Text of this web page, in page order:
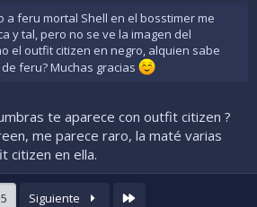
a feru mortal Shell en el bosstimer me
y tal, pero no se ve la imagen del
el outfit citizen en negro, alquien sabe
feru? Muchas gracias
te aparece con outfit citizen ?
me parece raro, la maté varias
citizen en ella.
Siguiente